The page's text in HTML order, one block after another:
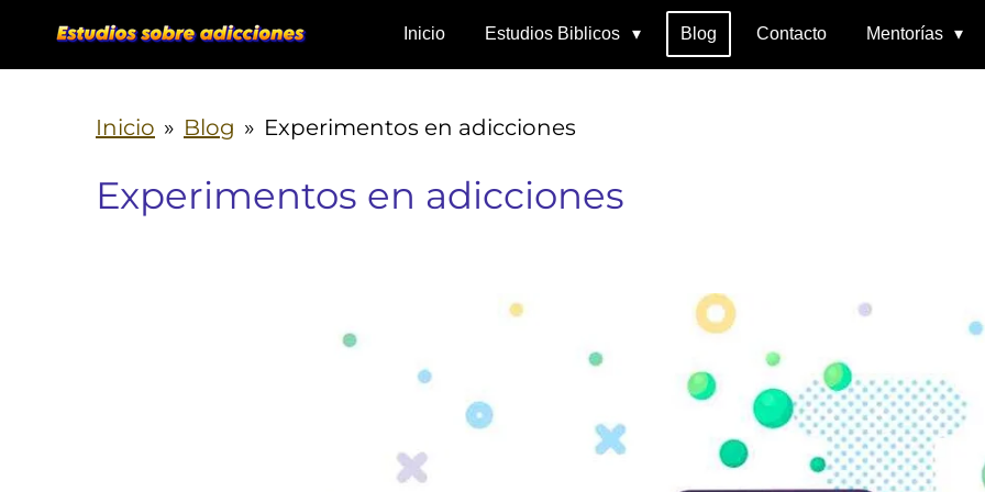
al
Inicio Estudios Biblicos Blog Contacto Mentorías
Inicio » Blog » Experimentos en adicciones
Experimentos en adicciones